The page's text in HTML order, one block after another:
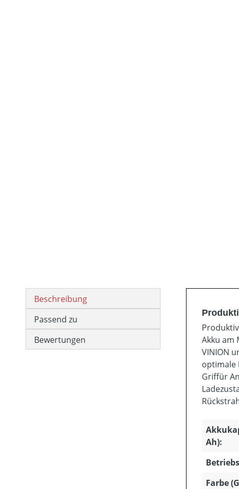
Beschreibung
Passend zu
Bewertungen
Akku am
VINION
optimale
Griffür
Ah):
Farbe